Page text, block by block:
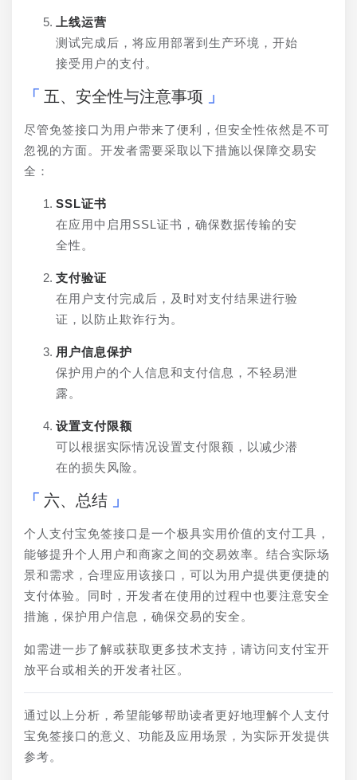
上线运营
测试完成后，将应用部署到生产环境，开始
接受用户的支付。
五、安全性与注意事项
尽管免签接口为用户带来了便利，但安全性依然是不可
忽视的方面。开发者需要采取以下措施以保障交易安
全：
SSL证书
在应用中启用SSL证书，确保数据传输的安
全性。
支付验证
在用户支付完成后，及时对支付结果进行验
证，以防止欺诈行为。
用户信息保护
保护用户的个人信息和支付信息，不轻易泄
露。
设置支付限额
可以根据实际情况设置支付限额，以减少潜
在的损失风险。
六、总结
个人支付宝免签接口是一个极具实用价值的支付工具，
能够提升个人用户和商家之间的交易效率。结合实际场
景和需求，合理应用该接口，可以为用户提供更便捷的
支付体验。同时，开发者在使用的过程中也要注意安全
措施，保护用户信息，确保交易的安全。
如需进一步了解或获取更多技术支持，请访问支付宝开
放平台或相关的开发者社区。
通过以上分析，希望能够帮助读者更好地理解个人支付
宝免签接口的意义、功能及应用场景，为实际开发提供
参考。